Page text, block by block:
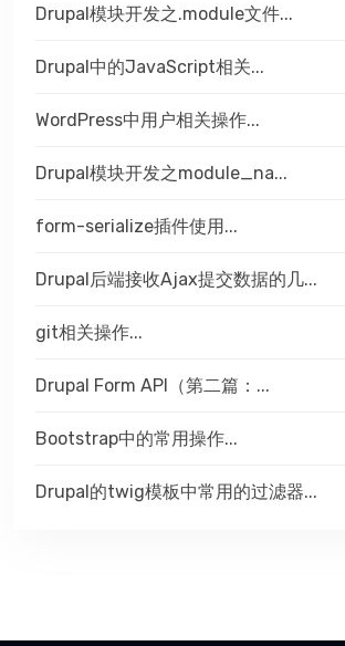
Drupal模块开发之.module文件...
Drupal中的JavaScript相关...
WordPress中用户相关操作...
Drupal模块开发之module_na...
form-serialize插件使用...
Drupal后端接收Ajax提交数据的几...
git相关操作...
Drupal Form API（第二篇：...
Bootstrap中的常用操作...
Drupal的twig模板中常用的过滤器...